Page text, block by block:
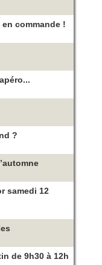
commande !
?
samedi 12
de 9h30 à 12h